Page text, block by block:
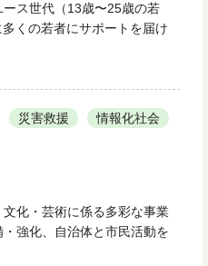
ス世代（13歳〜25歳の若
くの若者にサポートを届け
災害救援
情報化社会
化・芸術に係る多彩な事業
強化、自治体と市民活動を